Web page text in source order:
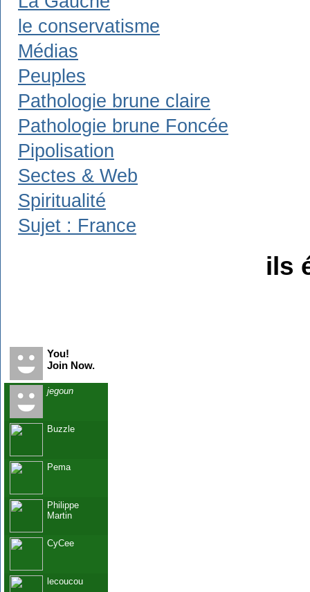
le conservatisme
Médias
Peuples
Pathologie brune claire
Pathologie brune Foncée
Pipolisation
Sectes & Web
Spiritualité
Sujet : France
ils
You!
Join Now.
jegoun
Buzzle
Pema
Philippe
Martin
CyCee
lecoucou